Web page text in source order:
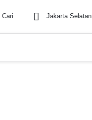
Cari Jakarta Selatan